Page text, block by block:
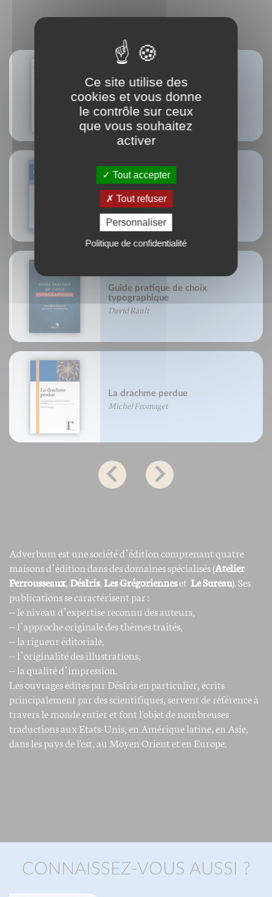
Tomates, je vous aime...
Valérie Gaudant
Nathalie Gaudant
Mireille Gayet
Respiration
Blandine Calais-Germain
Guide pratique de choix
typographique
David Rault
La drachme perdue
Michel Fromaget
Adverbum est une société d’édition comprenant quatre
maisons d’édition dans des domaines spécialisés (Atelier
Perrousseaux,DésIris,Les Grégorienneset Le Sureau). Ses
publications se caractérisent par :
– le niveau d’expertise reconnu des auteurs,
– l’approche originale des thèmes traités,
– la rigueur éditoriale,
– l’originalité des illustrations,
– la qualité d’impression.
Les ouvrages édités par DésIris en particulier, écrits
principalement par des scientifiques, servent de référence à
travers le monde entier et font l'objet de nombreuses
traductions aux Etats-Unis, en Amérique latine, en Asie,
dans les pays de l'est, au Moyen Orient et en Europe.
CONNAISSEZ-VOUS AUSSI ?
Ce site utilise des
cookies et vous donne
le contrôle sur ceux
que vous souhaitez
activer
Tout accepter
Tout refuser
Personnaliser
Politique de confidentialité